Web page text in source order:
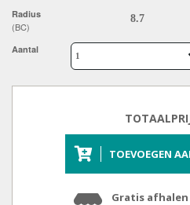
Radius
(BC)
Aantal
TOEVOEGEN
Gratis